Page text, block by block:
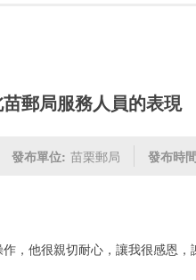
郵局服務人員的表現
發布單位: 苗栗郵局 發布時
，他很親切耐心，讓我很感恩，